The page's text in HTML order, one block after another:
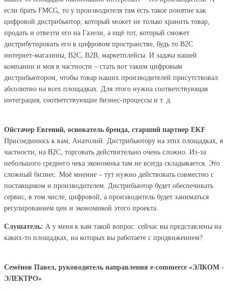
если брать FMCG, то у производителя там есть такое понятие как
цифровой дистрибьютор, который может не только хранить товар,
продать и отвезти его на Газели, а ещё тот, который сможет
дистрибутировать его в цифровом пространстве, будь то В2С
интернет-магазины, В2С, В2В, маркетплейсы. И задача нашей
компании и моя в частности – стать вот таким цифровым
дистрибьютором, чтобы товар наших производителей присутствовал
абсолютно на всех площадках. Для этого нужна соответствующая
интеграция, соответствующие бизнес-процессы и т. д.
Ойстачер Евгений, основатель бренда, старший партнер EKF
Присоединюсь к вам, Анатолий. Дистрибьютору на этих площадках, в
частности, на В2С, торговать действительно очень сложно. Из-за
небольшого среднего чека экономика там не всегда складывается. Это
сложный бизнес. Моё мнение – тут нужно действовать совместно с
поставщиком и производителем. Дистрибьютор будет обеспечивать
сервис, в том числе, цифровой, а производитель будет заниматься
регулированием цен и экономикой этого проекта.
Слушатель: А у меня к вам такой вопрос: сейчас вы представлены на
каких-то площадках, на которых вы работаете с продвижением?
Семёнов Павел, руководитель направления e-commerce «ЭЛКОМ -
ЭЛЕКТРО»